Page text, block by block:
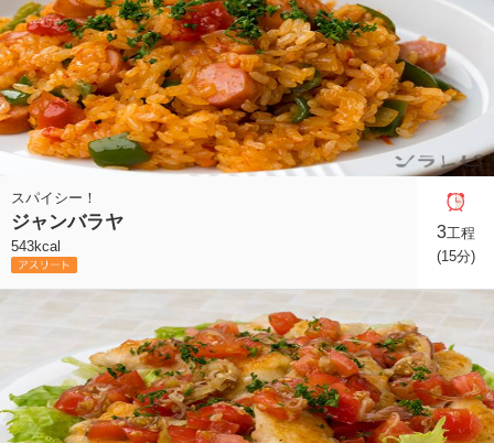
スパイシー！
ジャンバラヤ
543kcal
3工程
(15分)